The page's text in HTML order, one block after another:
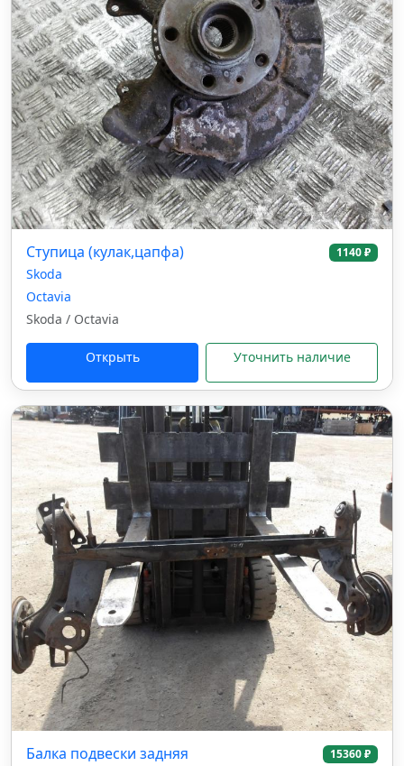
Ступица (кулак,цапфа) 1140 ₽
Skoda
Octavia
Skoda / Octavia
Открыть Уточнить наличие
Балка подвески задняя 15360 ₽